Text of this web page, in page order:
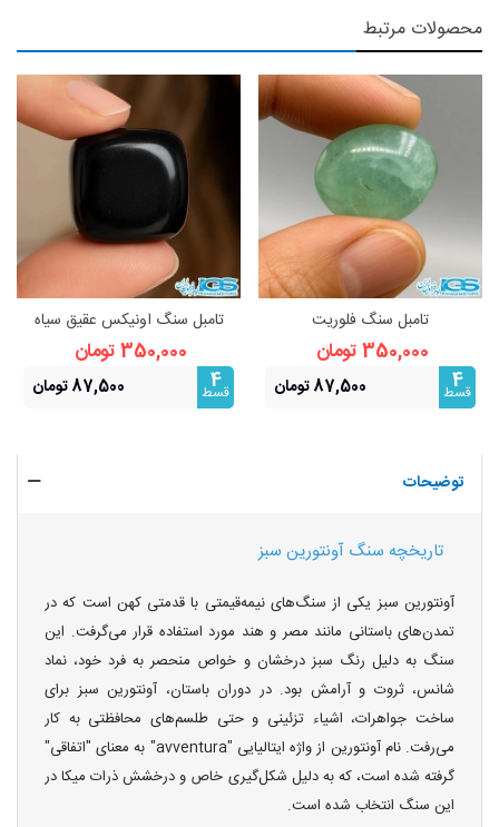
محصولات مرتبط
تامبل سنگ فلوریت
350,000 تومان
4
قسط 87,500 تومان
تامبل سنگ اونیکس عقیق سیاه
350,000 تومان
4
قسط 87,500 تومان
توضیحات
تاریخچه سنگ آونتورین سبز
آونتورین سبز یکی از سنگ‌های نیمه‌قیمتی با قدمتی کهن است که در
تمدن‌های باستانی مانند مصر و هند مورد استفاده قرار می‌گرفت. این
سنگ به دلیل رنگ سبز درخشان و خواص منحصر به فرد خود، نماد
شانس، ثروت و آرامش بود. در دوران باستان، آونتورین سبز برای
ساخت جواهرات، اشیاء تزئینی و حتی طلسم‌های محافظتی به کار
می‌رفت. نام آونتورین از واژه ایتالیایی "avventura" به معنای "اتفاقی"
گرفته شده است، که به دلیل شکل‌گیری خاص و درخشش ذرات میکا در
این سنگ انتخاب شده است.